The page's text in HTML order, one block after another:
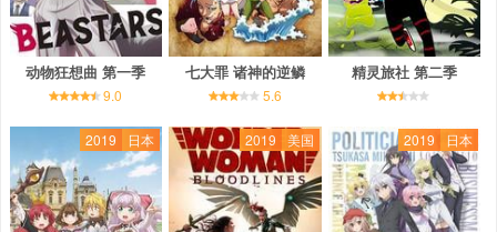
动物狂想曲 第一季
9.0
七大罪 诸神的逆鳞
5.6
精灵旅社 第二季
2019 日本 2019 美国 2019 日本